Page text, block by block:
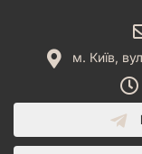
м. Київ,